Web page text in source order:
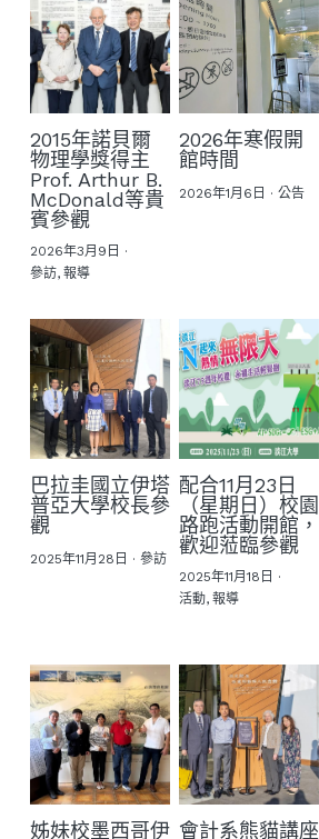
2015年諾貝爾
物理學獎得主
Prof. Arthur B.
McDonald等貴
賓參觀
2026年3月9日 ·
參訪, 報導
2026年寒假開
館時間
2026年1月6日 · 公告
巴拉圭國立伊塔
普亞大學校長參
觀
2025年11月28日 · 參訪
配合11月23日
（星期日）校園
路跑活動開館，
歡迎蒞臨參觀
2025年11月18日 ·
活動, 報導
姊妹校墨西哥伊 會計系熊貓講座